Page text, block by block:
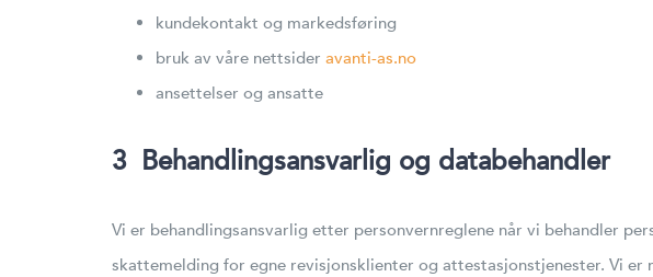
kundekontakt og markedsføring
bruk av våre nettsider avanti-as.no
ansettelser og ansatte
3 Behandlingsansvarlig og databehandler
Vi er behandlingsansvarlig etter personvernreglene når vi behandler
skattemelding for egne revisjonsklienter og attestasjonstjenester. Vi